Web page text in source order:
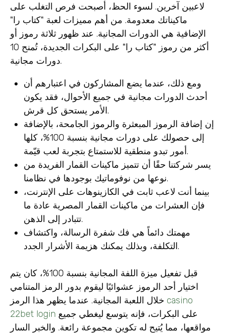
لاعبين آخرين. لسوء الحظ، أصبحت فرص التغلب على
ماكيناتك معدومة. من أهم مميزات لعبة "كتاب را"
الإضافية هي الدورات المجانية. عند ظهور ثلاثة رموز أو
أكثر من رموز "كتاب را" على البكرات الجديدة، تُمنح 10
دورات مجانية.
ومع ذلك، عندما يضع المشاركون في اعتبارهم أن
أحدث الدورات مجانية في جميع الأحوال، فقد يكون
الأمر يستحق كل قرش.
إن إضافة الرموز المبعثرة والرموز الجامحة، بالإضافة
إلى حصولك على دورات مجانية بنسبة 100%، كلها
أمور تبدو منطقية للاستمتاع بتجربة لعب قيّمة.
يسر شركتنا حقًا أن تتميز ماكينات القمار الفريدة من
نوعها من نوفوماتيك بوجودها في نظامنا.
بينما أنت لاعب ثابت في الكازينوهات على الإنترنت،
فإن العشرات من ماكينات القمار المصرية عادة ما
تتبادر إلى الذهن.
مهمتك دائماً هي فك شفرة الرسالة، واكتشاف
التكلفة، وبذلك يمكنك هزيمة الأشرار الجدد.
قبل تفعيل ميزة اللفة المجانية بنسبة 100%، كان يتم
اختيار أحد الرموز عشوائيًا ليقوم بدور الرمز المتنامي
casino
22bet login
مواقعها، مما يُتيح له تكوين مجموعة رائعة. والخبر السار